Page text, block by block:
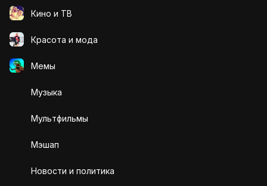
Кино и ТВ
Красота и мода
Мемы
Музыка
Мультфильмы
Мэшап
Новости и политика